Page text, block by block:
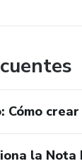
Cómo
la Nota